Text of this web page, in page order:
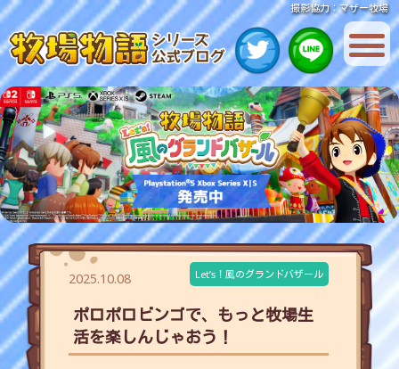
撮影協力：マザー牧場
2025.10.08 Let’s！風のグランドバザール
ポロポロビンゴで、もっと牧場生
活を楽しんじゃおう！